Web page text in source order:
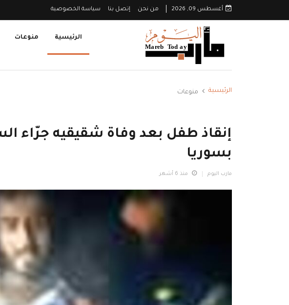
أغسطس 09, 2026 من نحن إتصل بنا سياسة الخصوصية
الرئيسية منوعات
الرئيسية منوعات
إنقاذ طفل بعد وفاة شقيقيه جرّاء
بسوريا
مارب اليوم منذ 6 أشهر